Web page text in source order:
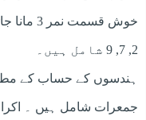
خوش
2, 7, 9 شامل ہیں۔
جمعرات شامل ہیں ۔